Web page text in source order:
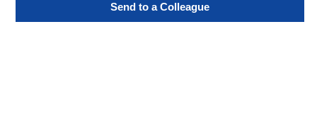
Send to a Colleague